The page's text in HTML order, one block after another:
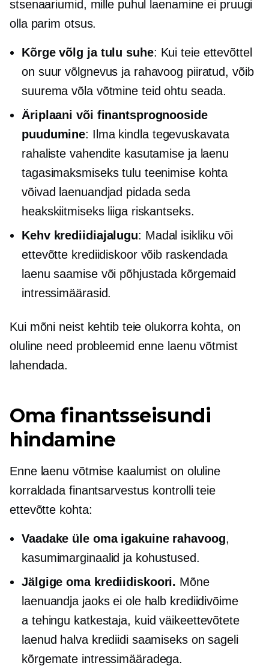
stsenaariumid, mille puhul laenamine ei pruugi
olla parim otsus.
Kõrgevõlg ja tulu suhe: Kui teie ettevõttel
on suur võlgnevus ja rahavoog piiratud, võib
suurema võla võtmine teid ohtu seada.
Äriplaani või finantsprognooside
puudumine: Ilma kindla tegevuskavata
rahaliste vahendite kasutamise ja laenu
tagasimaksmiseks tulu teenimise kohta
võivad laenuandjad pidada seda
heakskiitmiseks liiga riskantseks.
Kehv krediidiajalugu: Madal isikliku või
ettevõtte krediidiskoor võib raskendada
laenu saamise või põhjustada kõrgemaid
intressimäärasid.
Kui mõni neist kehtib teie olukorra kohta, on
oluline need probleemid enne laenu võtmist
lahendada.
Oma finantsseisundi
hindamine
Enne laenu võtmise kaalumist on oluline
korraldada finantsarvestus kontrolliteie
ettevõtte kohta:
Vaadake üle oma igakuine rahavoog,
kasumimarginaalid ja kohustused.
Jälgige oma krediidiskoori. Mõne
laenuandja jaoks ei ole halb krediidivõime
a tehingu katkestaja, kuid väikeettevõtete
laenud halva krediidi saamiseks on sageli
kõrgemate intressimääradega.